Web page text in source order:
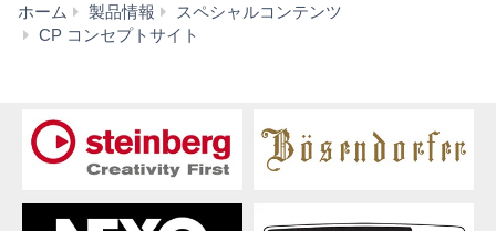
ホーム 製品情報
スペシャルコンテンツ
CP コンセプトサイト
ア
ノ
あ